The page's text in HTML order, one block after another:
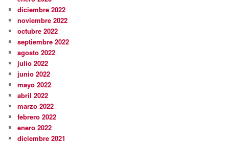
diciembre 2022
noviembre 2022
octubre 2022
septiembre 2022
agosto 2022
julio 2022
junio 2022
mayo 2022
abril 2022
marzo 2022
febrero 2022
enero 2022
diciembre 2021